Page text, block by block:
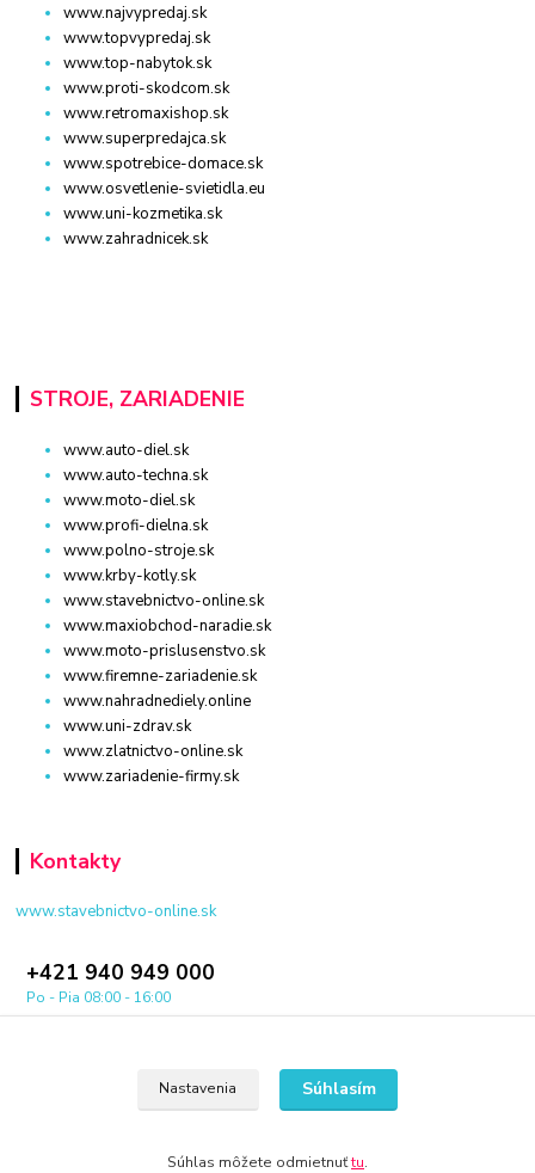
www.najvypredaj.sk
www.topvypredaj.sk
www.top-nabytok.sk
www.proti-skodcom.sk
www.retromaxishop.sk
www.superpredajca.sk
www.spotrebice-domace.sk
www.osvetlenie-svietidla.eu
www.uni-kozmetika.sk
www.zahradnicek.sk
STROJE, ZARIADENIE
www.auto-diel.sk
www.auto-techna.sk
www.moto-diel.sk
www.profi-dielna.sk
www.polno-stroje.sk
www.krby-kotly.sk
www.stavebnictvo-online.sk
www.maxiobchod-naradie.sk
www.moto-prislusenstvo.sk
www.firemne-zariadenie.sk
www.nahradnediely.online
www.uni-zdrav.sk
www.zlatnictvo-online.sk
www.zariadenie-firmy.sk
Kontakty
www.stavebnictvo-online.sk
+421 940 949 000
Po - Pia 08:00 - 16:00
Nastavenia Súhlasím
Súhlas môžete odmietnuťtu.